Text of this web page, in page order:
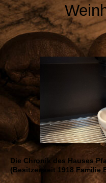
Die Chronik des Hauses
(Besitzer seit 1918 Familie